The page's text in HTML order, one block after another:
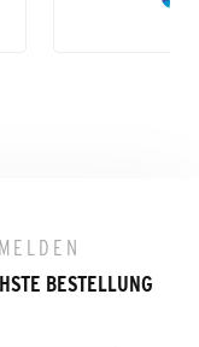
BESTELLUNG